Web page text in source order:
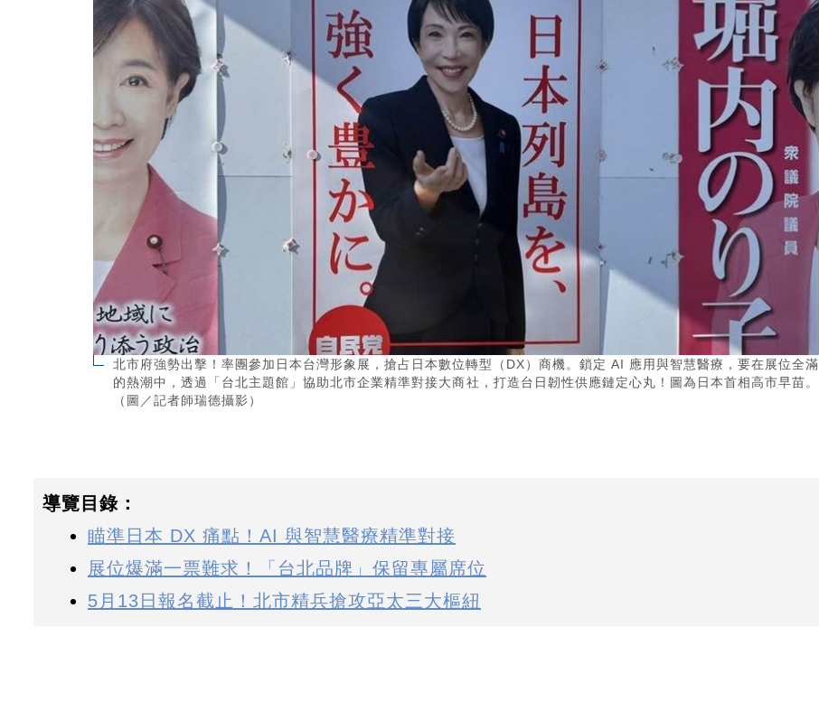
北市府強勢出擊！率團參加日本台灣形象展，搶占日本數位轉型（DX）商機。鎖定 AI 應用與智慧醫療，要在展位全滿
的熱潮中，透過「台北主題館」協助北市企業精準對接大商社，打造台日韌性供應鏈定心丸！圖為日本首相高市早苗。
（圖／記者師瑞德攝影）
導覽目錄：
瞄準日本 DX 痛點！AI 與智慧醫療精準對接
展位爆滿一票難求！「台北品牌」保留專屬席位
5月13日報名截止！北市精兵搶攻亞太三大樞紐